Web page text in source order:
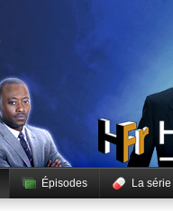
Épisodes La série